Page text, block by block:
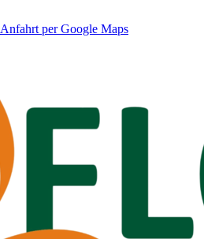
Anfahrt per Google Maps